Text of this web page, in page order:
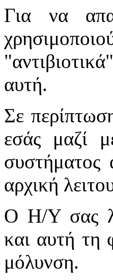
Για να
αυτή.
Σε
εσάς μαζί
αρχική
Ο Η/Υ σας
και αυτή τη
μόλυνση.